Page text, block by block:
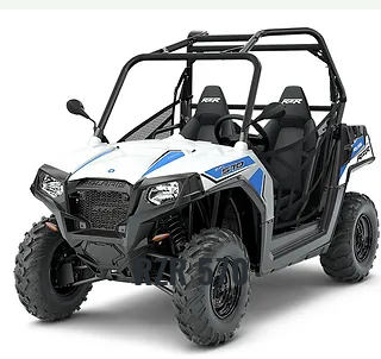
RZR 570